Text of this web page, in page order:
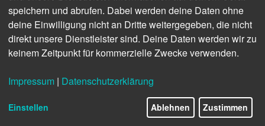
speichern und abrufen. Dabei werden deine Daten ohne
deine Einwilligung nicht an Dritte weitergegeben, die nicht
direkt unsere Dienstleister sind. Deine Daten werden wir zu
keinem Zeitpunkt für kommerzielle Zwecke verwenden.
Impressum | Datenschutzerklärung
Einstellen Ablehnen Zustimmen